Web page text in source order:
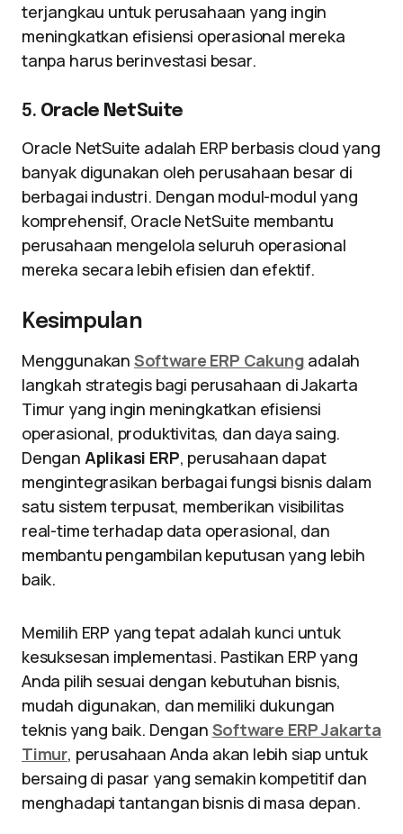
terjangkau untuk perusahaan yang ingin
meningkatkan efisiensi operasional mereka
tanpa harus berinvestasi besar.
5. Oracle NetSuite
Oracle NetSuite adalah ERP berbasis cloud yang
banyak digunakan oleh perusahaan besar di
berbagai industri. Dengan modul-modul yang
komprehensif, Oracle NetSuite membantu
perusahaan mengelola seluruh operasional
mereka secara lebih efisien dan efektif.
Kesimpulan
Menggunakan Software ERP Cakung adalah
langkah strategis bagi perusahaan di Jakarta
Timur yang ingin meningkatkan efisiensi
operasional, produktivitas, dan daya saing.
Dengan Aplikasi ERP, perusahaan dapat
mengintegrasikan berbagai fungsi bisnis dalam
satu sistem terpusat, memberikan visibilitas
real-time terhadap data operasional, dan
membantu pengambilan keputusan yang lebih
baik.
Memilih ERP yang tepat adalah kunci untuk
kesuksesan implementasi. Pastikan ERP yang
Anda pilih sesuai dengan kebutuhan bisnis,
mudah digunakan, dan memiliki dukungan
teknis yang baik. Dengan Software ERP Jakarta
Timur, perusahaan Anda akan lebih siap untuk
bersaing di pasar yang semakin kompetitif dan
menghadapi tantangan bisnis di masa depan.